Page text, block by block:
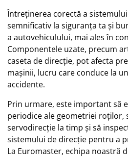
Întreținerea corectă a
semnificativ la siguranța ta și
a autovehiculului, mai ales în
Componentele uzate, precum
caseta de direcție, pot afecta
mașinii, lucru care conduce la
accidente.
Prin urmare, este important să
periodice ale geometriei roților,
servodirecție la timp și să
sistemului de direcție pentru a
La Euromaster, echipa noastră